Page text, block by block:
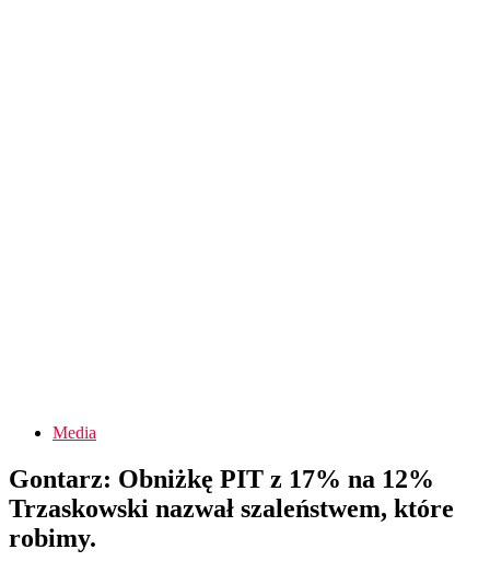
Media
Gontarz: Obniżkę PIT z 17% na 12%
Trzaskowski nazwał szaleństwem, które
robimy.